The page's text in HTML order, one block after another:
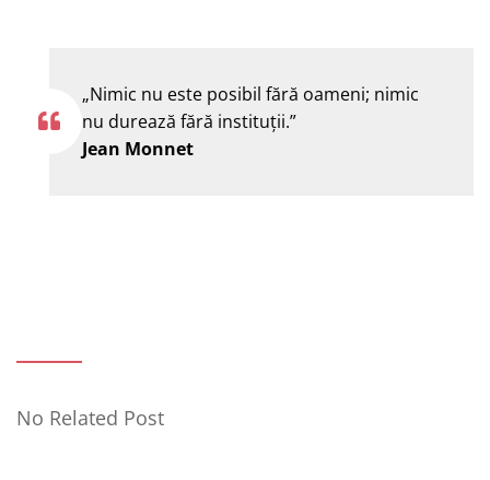
„Nimic nu este posibil fără oameni; nimic
nu durează fără instituţii.”
Jean Monnet
No Related Post